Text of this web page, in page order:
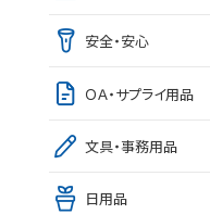
安全・安心
ＯＡ・サプライ用品
文具・事務用品
日用品